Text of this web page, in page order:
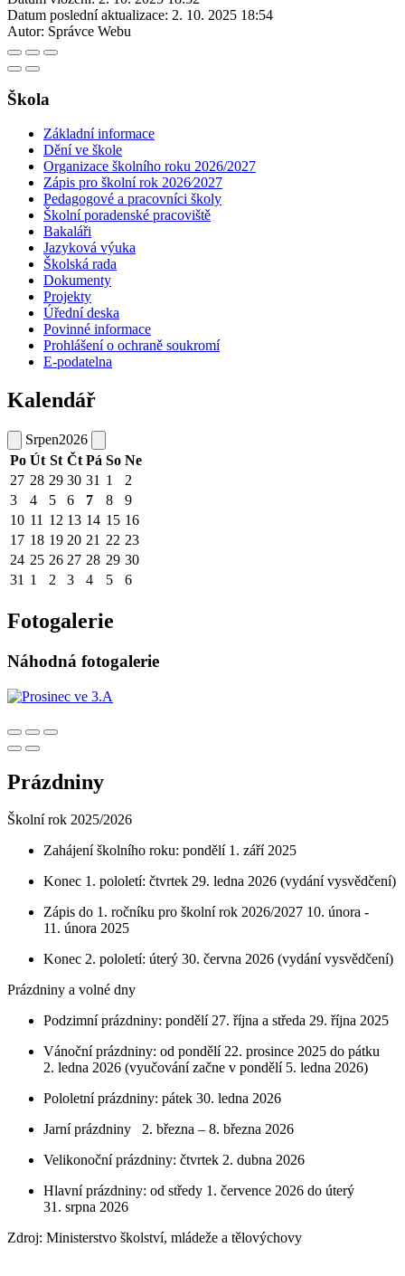
Datum poslední aktualizace: 2. 10. 2025 18:54
Autor: Správce Webu
Škola
Základní informace
Dění ve škole
Organizace školního roku 2026/2027
Zápis pro školní rok 2026⁄2027
Pedagogové a pracovníci školy
Školní poradenské pracoviště
Bakaláři
Jazyková výuka
Školská rada
Dokumenty
Projekty
Úřední deska
Povinné informace
Prohlášení o ochraně soukromí
E-podatelna
Kalendář
Srpen2026
Po Út St Čt Pá So Ne
27 28 29 30 31 1
2
3
4 5 6 7 8
9
10 11 12 13 14 15 16
17 18 19 20 21 22 23
24 25 26 27 28 29 30
31 1 2 3 4 5 6
Fotogalerie
Náhodná fotogalerie
Prázdniny
Školní rok 2025/2026
Zahájení školního roku: pondělí 1. září 2025
Konec 1. pololetí: čtvrtek 29. ledna 2026 (vydání vysvědčení)
Zápis do 1. ročníku pro školní rok 2026/2027 10. února -
11. února 2025
Konec 2. pololetí: úterý 30. června 2026 (vydání vysvědčení)
Prázdniny a volné dny
Podzimní prázdniny: pondělí 27. října a středa 29. října 2025
Vánoční prázdniny: od pondělí 22. prosince 2025 do pátku
2. ledna 2026 (vyučování začne v pondělí 5. ledna 2026)
Pololetní prázdniny: pátek 30. ledna 2026
Jarní prázdniny 2. března – 8. března 2026
Velikonoční prázdniny: čtvrtek 2. dubna 2026
Hlavní prázdniny: od středy 1. července 2026 do úterý
31. srpna 2026
Zdroj: Ministerstvo školství, mládeže a tělovýchovy